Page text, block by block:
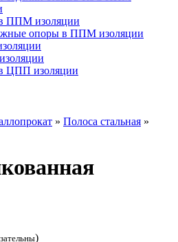
ППМ изоляции
опоры в ППМ изоляции
ЦПП изоляции
» Полоса стальная »
)